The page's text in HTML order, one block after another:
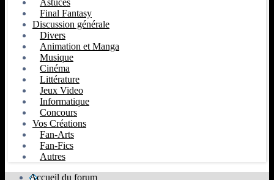
Astuces
Final Fantasy
Discussion générale
Divers
Animation et Manga
Musique
Cinéma
Littérature
Jeux Video
Informatique
Concours
Vos Créations
Fan-Arts
Fan-Fics
Autres
Accueil du forum